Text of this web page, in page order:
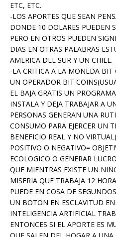
ETC, ETC.
-LOS APORTES QUE SEAN
DONDE 10 DOLARES PUEDEN
PERO EN OTROS PUEDEN
DIAS EN OTRAS PALABRAS
AMERICA DEL SUR Y UN CHILE.
-LA CRITICA A LA MONEDA BIT
UN OPERADOR BIT
EL BAJA GRATIS UN
INSTALA Y DEJA TRABAJAR A
PERSONAS GENERAN UNA
CONSUMO PARA EJERCER UN
BENEFICIO REAL Y NO
POSITIVO O NEGATIVO=
ECOLOGICO O GENERAR
QUE MIENTRAS EXISTE UN
MISERIA QUE TRABAJA 12
PUEDE EN COSA DE
UN BOTON EN ESCLAVITUD
INTELIGENCIA ARTIFICIAL
ENTONCES SI EL APORTE ES